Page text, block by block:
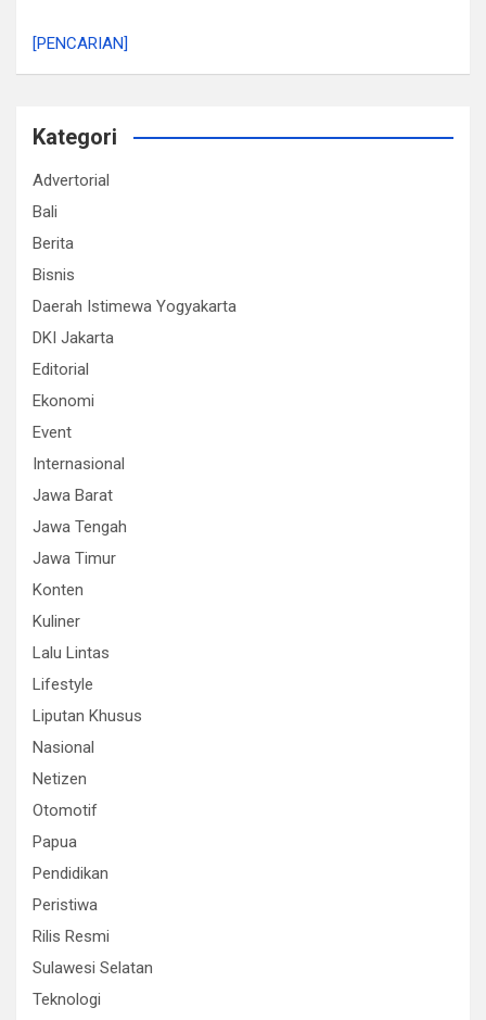
[PENCARIAN]
Kategori
Advertorial
Bali
Berita
Bisnis
Daerah Istimewa Yogyakarta
DKI Jakarta
Editorial
Ekonomi
Event
Internasional
Jawa Barat
Jawa Tengah
Jawa Timur
Konten
Kuliner
Lalu Lintas
Lifestyle
Liputan Khusus
Nasional
Netizen
Otomotif
Papua
Pendidikan
Peristiwa
Rilis Resmi
Sulawesi Selatan
Teknologi